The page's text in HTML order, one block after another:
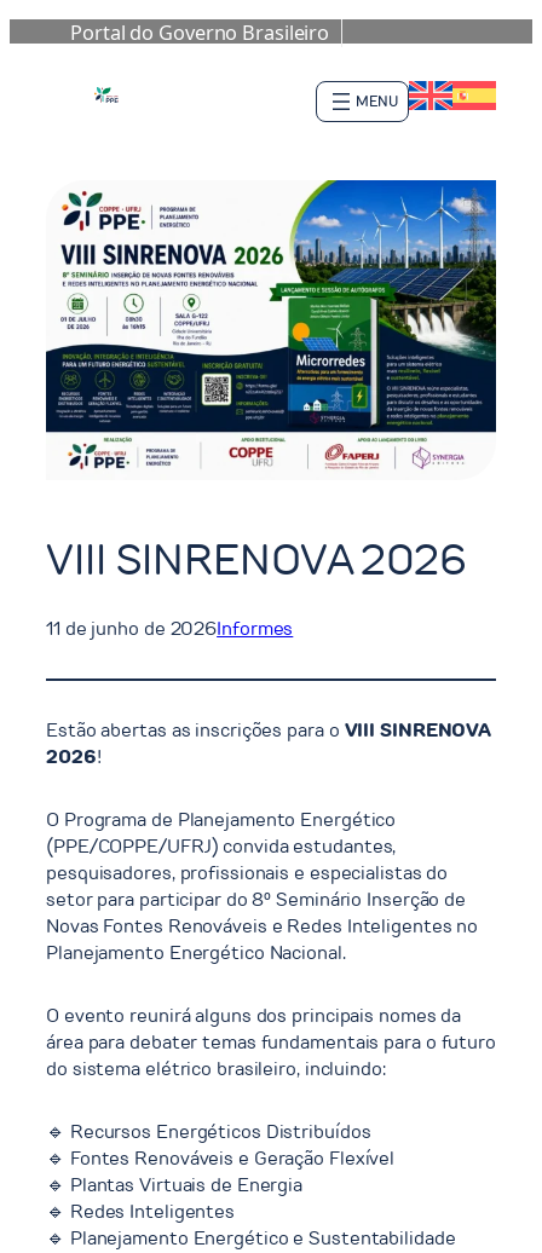
Portal do Governo Brasileiro
para
o
VIII SINRENOVA 2026
11 de junho de 2026Informes
Estão abertas as inscrições para o VIII SINRENOVA
2026!
O Programa de Planejamento Energético
(PPE/COPPE/UFRJ) convida estudantes,
pesquisadores, profissionais e especialistas do
setor para participar do 8º Seminário Inserção de
Novas Fontes Renováveis e Redes Inteligentes no
Planejamento Energético Nacional.
O evento reunirá alguns dos principais nomes da
área para debater temas fundamentais para o futuro
do sistema elétrico brasileiro, incluindo:
🔹 Recursos Energéticos Distribuídos
🔹 Fontes Renováveis e Geração Flexível
🔹 Plantas Virtuais de Energia
🔹 Redes Inteligentes
🔹 Planejamento Energético e Sustentabilidade